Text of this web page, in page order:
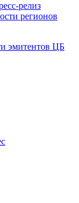
релиз
регионов
эмитентов ЦБ